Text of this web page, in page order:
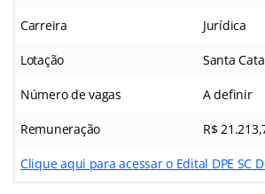
Carreira Jurídica
Lotação Santa
Número de vagas A definir
Remuneração R$
Clique aqui para acessar o Edital DPE SC